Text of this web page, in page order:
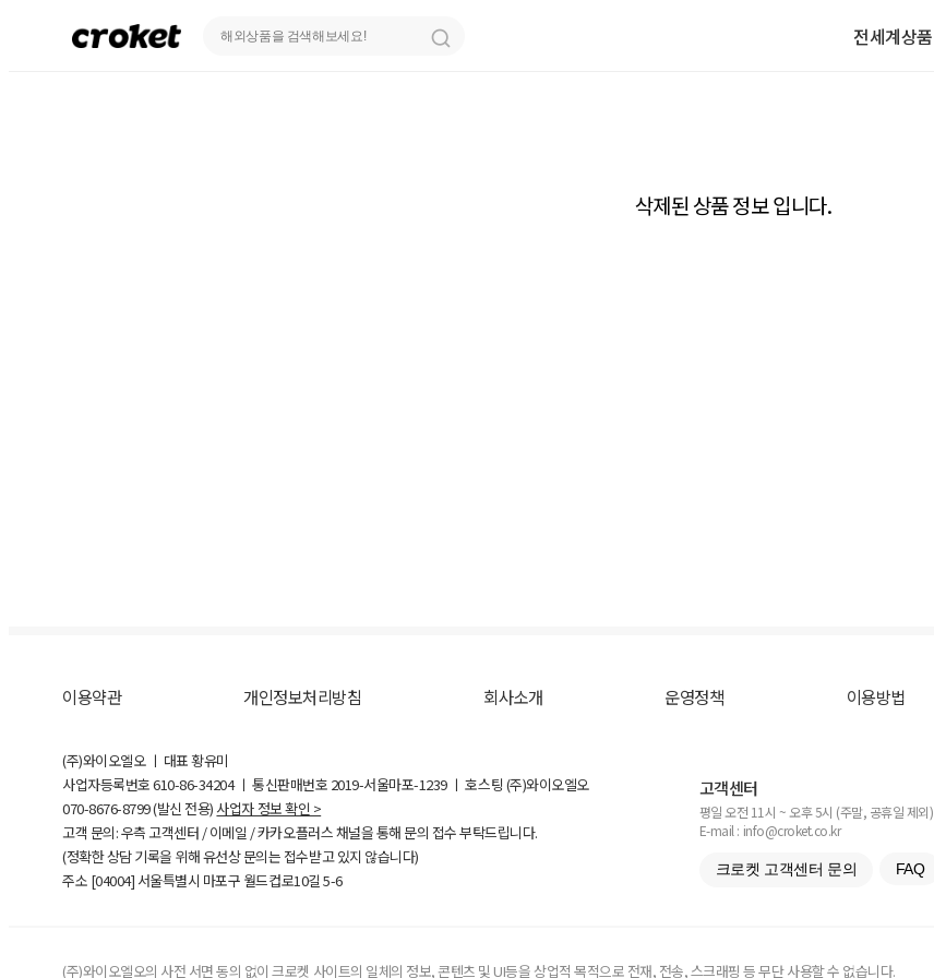
전세계상품
삭제된 상품 정보 입니다.
이용약관 개인정보처리방침 회사소개 운영정책 이용방법
(주)와이오엘오 ㅣ 대표 황유미
사업자등록번호610-86-34204ㅣ 통신판매번호 2019-서울마포-1239 ㅣ 호스팅 (주)와이오엘오
070-8676-8799 (발신 전용) 사업자 정보 확인 >
고객 문의: 우측 고객센터 / 이메일 / 카카오플러스 채널을 통해 문의 접수 부탁드립니다.
(정확한 상담 기록을 위해 유선상 문의는 접수받고 있지 않습니다)
주소 [04004] 서울특별시 마포구 월드컵로10길5-6
고객센터
평일 오전 11시 ~ 오후 5시 (주말, 공휴일 제외)
E-mail : info@croket.co.kr
크로켓 고객센터 문의 FAQ
(주)와이오엘오의 사전 서면 동의 없이 크로켓 사이트의 일체의 정보, 콘텐츠 및 UI등을 상업적 목적으로 전재, 전송, 스크래핑 등 무단 사용할 수 없습니다.